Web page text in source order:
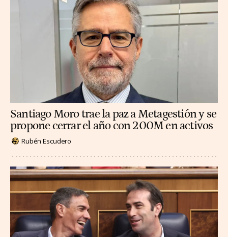
Santiago Moro trae la paz a Metagestión y se
propone cerrar el año con 200M en activos
Rubén Escudero